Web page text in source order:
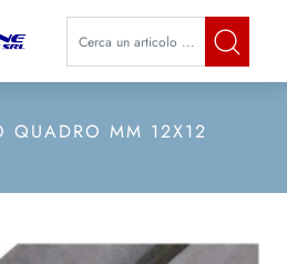
La modifica di un filtro
QUADRO MM 12X12